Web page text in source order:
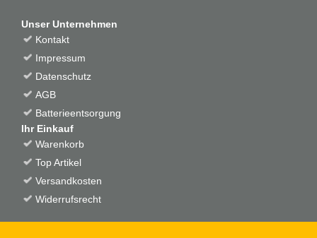
Unser Unternehmen
Kontakt
Impressum
Datenschutz
AGB
Batterieentsorgung
Ihr Einkauf
Warenkorb
Top Artikel
Versandkosten
Widerrufsrecht